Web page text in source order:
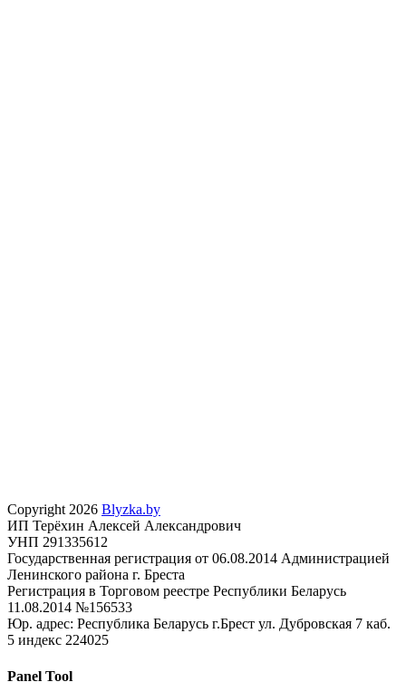
Copyright 2026 Blyzka.by
ИП Терёхин Алексей Александрович
УНП 291335612
Государственная регистрация от 06.08.2014 Администрацией
Ленинского района г. Бреста
Регистрация в Торговом реестре Республики Беларусь
11.08.2014 №156533
Юр. адрес: Республика Беларусь г.Брест ул. Дубровская 7 каб.
5 индекс 224025
Panel Tool